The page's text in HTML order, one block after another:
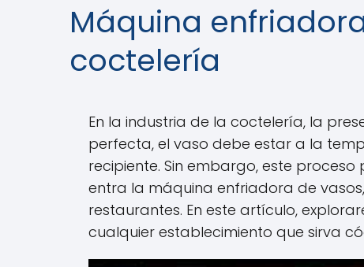
Máquina
coctelería
En la industria de la coctelería, la
perfecta, el vaso debe estar a la
recipiente. Sin embargo, este
entra la máquina enfriadora de
restaurantes. En este artículo,
cualquier establecimiento que sirva